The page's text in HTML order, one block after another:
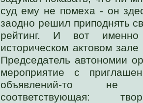
суд ему не помеха - он
заодно решил приподнять
рейтинг. И вот
историческом актовом
Председатель автономии
мероприятие с
объявлений-то
соответствующая: